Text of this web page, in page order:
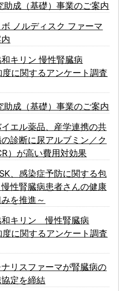
助成（基礎）事業のご案内
ノルディスク ファーマ
キリン 慢性腎臓病
度に関するアンケート調査
助成（基礎）事業のご案内
エル薬品、産学連携の共
診断に尿アルブミン／ク
）が高い費用対効果
、感染症予防に関する包
性腎臓病患者さんの健康
を推進～
和キリン 慢性腎臓病
度に関するアンケート調査
リスファーマが腎臓病の
定を締結